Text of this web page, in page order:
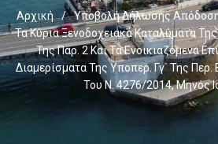
Αρχική /
Υποβολή Δήλωσης
Τα Κύρια Ξενοδοχειακά Καταλύματα
Της Παρ. 2 Και Τα Ενοικιαζόμενα
Διαμερίσματα Της Υποπερ. Γγ΄ Της Περ.
Του Ν. 4276/2014, Μηνός